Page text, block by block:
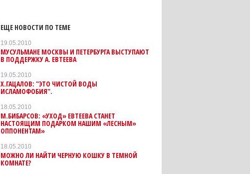
ЕЩЕ НОВОСТИ ПО ТЕМЕ
19.05.2010
МУСУЛЬМАНЕ МОСКВЫ И ПЕТЕРБУРГА ВЫСТУПАЮТ
В ПОДДЕРЖКУ А. ЕВТЕЕВА
19.05.2010
Х.ГАЦАЛОВ: "ЭТО ЧИСТОЙ ВОДЫ
ИСЛАМОФОБИЯ".
18.05.2010
М.БИБАРСОВ: «УХОД» ЕВТЕЕВА СТАНЕТ
НАСТОЯЩИМ ПОДАРКОМ НАШИМ «ЛЕСНЫМ»
ОППОНЕНТАМ»
18.05.2010
МОЖНО ЛИ НАЙТИ ЧЕРНУЮ КОШКУ В ТЕМНОЙ
КОМНАТЕ?